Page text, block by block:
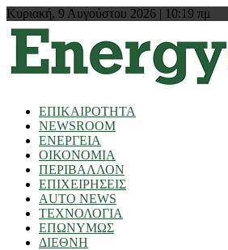
Κυριακή, 9 Αυγούστου 2026 | 10:19 πμ
ΕΠΙΚΑΙΡΟΤΗΤΑ
NEWSROOM
ΕΝΕΡΓΕΙΑ
ΟΙΚΟΝΟΜΙΑ
ΠΕΡΙΒΑΛΛΟΝ
ΕΠΙΧΕΙΡΗΣΕΙΣ
AUTO NEWS
ΤΕΧΝΟΛΟΓΙΑ
ΕΠΩΝΥΜΩΣ
ΔΙΕΘΝΗ